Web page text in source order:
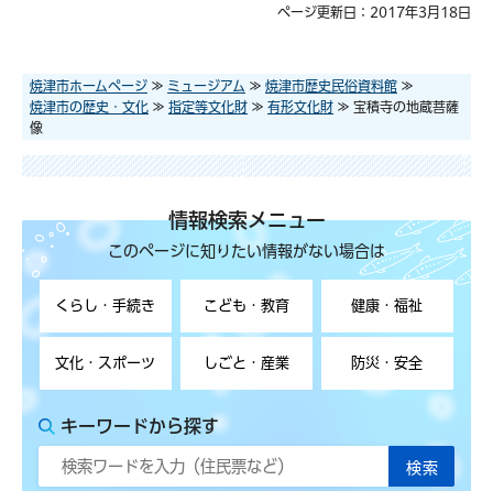
ページ更新日：2017年3月18日
焼津市ホームページ ≫ ミュージアム ≫ 焼津市歴史民俗資料館 ≫
焼津市の歴史・文化 ≫ 指定等文化財 ≫ 有形文化財 ≫ 宝積寺の地蔵菩薩
像
情報検索メニュー
このページに知りたい情報がない場合は
くらし・手続き こども・教育 健康・福祉
文化・スポーツ しごと・産業 防災・安全
キーワードから探す